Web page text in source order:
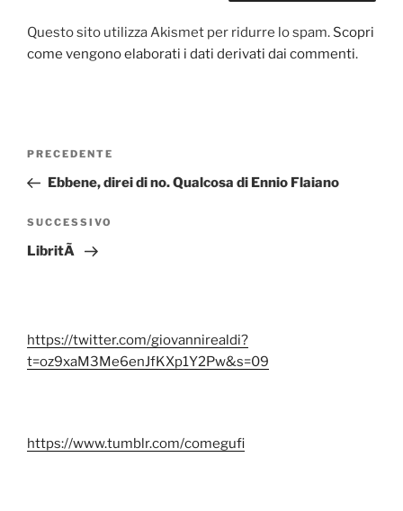
Questo sito utilizza Akismet per ridurre lo spam. Scopri
come vengono elaborati i dati derivati dai commenti.
Navigazione
Articolo
precedente:
PRECEDENTE
Ebbene, direi di no. Qualcosa di Ennio Flaiano
Articolo
successivo
SUCCESSIVO
LibritÃ
https://twitter.com/giovannirealdi?
t=oz9xaM3Me6enJfKXp1Y2Pw&s=09
https://www.tumblr.com/comegufi